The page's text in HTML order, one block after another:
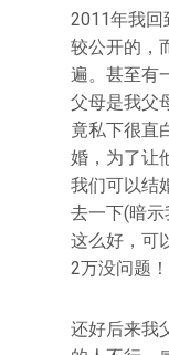
2011年我回
较公开的，
遍。甚至有
父母是我父
竟私下很直
婚，为了让
我们可以结
去一下(暗
这么好，可
2万没问题！
还好后来我